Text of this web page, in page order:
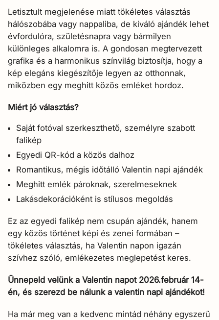
Letisztult megjelenése miatt tökéletes választás
hálószobába vagy nappaliba, de kiváló ajándék lehet
évfordulóra, születésnapra vagy bármilyen
különleges alkalomra is. A gondosan megtervezett
grafika és a harmonikus színvilág biztosítja, hogy a
kép elegáns kiegészítője legyen az otthonnak,
miközben egy meghitt közös emléket hordoz.
Miért jó választás?
Saját fotóval szerkeszthető, személyre szabott
falikép
Egyedi QR-kód a közös dalhoz
Romantikus, mégis időtálló Valentin napi ajándék
Meghitt emlék pároknak, szerelmeseknek
Lakásdekorációként is stílusos megoldás
Ez az egyedi falikép nem csupán ajándék, hanem
egy közös történet képi és zenei formában –
tökéletes választás, ha Valentin napon igazán
szívhez szóló, emlékezetes meglepetést keres.
Ünnepeld velünk a Valentin napot 2026.február 14-
én, és szerezd be nálunk a valentin napi ajándékot!
Ha már meg van a kedvenc mintád néhány egyszerű